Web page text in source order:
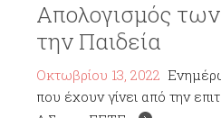
Απολογισμός
την Παιδεία
Οκτωβρίου 13, 2022
που έχουν γίνει από την